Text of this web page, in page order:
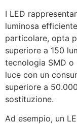
I LED
luminosa
particolare, opta
superiore a 150
tecnologia SMD o
luce con un
superiore a
sostituzione.
Ad esempio, un